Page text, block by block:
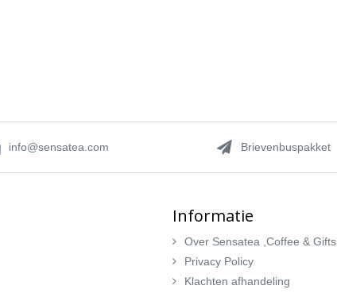
info@sensatea.com Brievenbuspakket
Informatie
Over Sensatea ,Coffee & Gifts
Privacy Policy
Klachten afhandeling